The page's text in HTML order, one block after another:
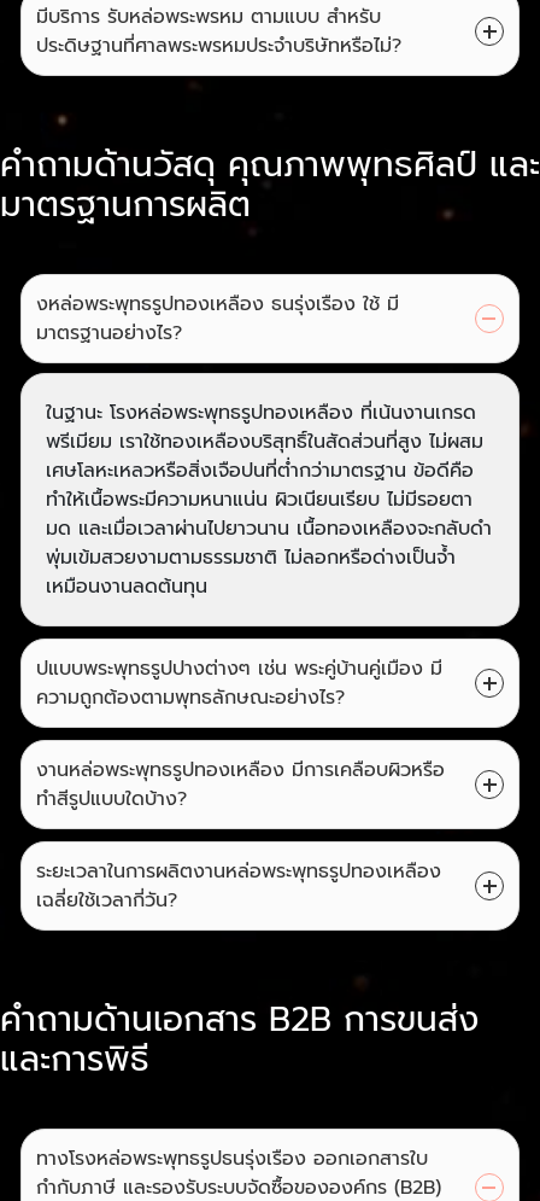
มีบริการ รับหล่อพระพรหม ตามแบบ สำหรับ
ประดิษฐานที่ศาลพระพรหมประจำบริษัทหรือไม่?
คำถามด้านวัสดุ คุณภาพพุทธศิลป์ และ
มาตรฐานการผลิต
งหล่อพระพุทธรูปทองเหลือง ธนรุ่งเรือง ใช้ มี
มาตรฐานอย่างไร?
ในฐานะ โรงหล่อพระพุทธรูปทองเหลือง ที่เน้นงานเกรด
พรีเมียม เราใช้ทองเหลืองบริสุทธิ์ในสัดส่วนที่สูง ไม่ผสม
เศษโลหะเหลวหรือสิ่งเจือปนที่ต่ำกว่ามาตรฐาน ข้อดีคือ
ทำให้เนื้อพระมีความหนาแน่น ผิวเนียนเรียบ ไม่มีรอยตา
มด และเมื่อเวลาผ่านไปยาวนาน เนื้อทองเหลืองจะกลับดำ
พุ่มเข้มสวยงามตามธรรมชาติ ไม่ลอกหรือด่างเป็นจ้ำ
เหมือนงานลดต้นทุน
ปแบบพระพุทธรูปปางต่างๆ เช่น พระคู่บ้านคู่เมือง มี
ความถูกต้องตามพุทธลักษณะอย่างไร?
งานหล่อพระพุทธรูปทองเหลือง มีการเคลือบผิวหรือ
ทำสีรูปแบบใดบ้าง?
ระยะเวลาในการผลิตงานหล่อพระพุทธรูปทองเหลือง
เฉลี่ยใช้เวลากี่วัน?
คำถามด้านเอกสาร B2B การขนส่ง
และการพิธี
ทางโรงหล่อพระพุทธรูปธนรุ่งเรือง ออกเอกสารใบ
กำกับภาษี และรองรับระบบจัดซื้อขององค์กร (B2B)